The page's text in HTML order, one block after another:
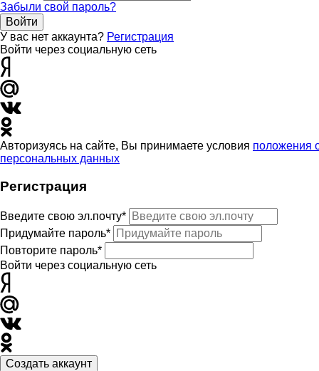
Забыли свой пароль?
Войти
У вас нет аккаунта? Регистрация
Войти через социальную сеть
Авторизуясь на сайте, Вы принимаете условия положения
персональных данных
Регистрация
Введите свою эл.почту*
Придумайте пароль*
Повторите пароль*
Войти через социальную сеть
Создать аккаунт